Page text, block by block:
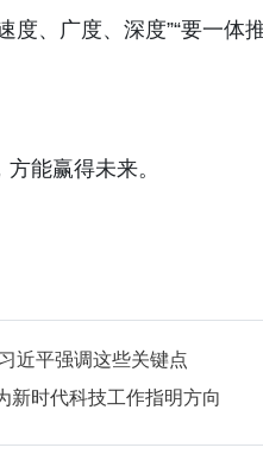
、广度、深度”“要一
能赢得未来。
近平强调这些关键点
新时代科技工作指明方向